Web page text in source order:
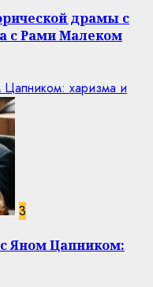
драмы с
с Рами Малеком
харизма и
3
Яном Цапником: